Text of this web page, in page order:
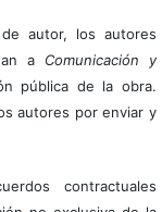
autor, los autores
a Comunicación y
pública de la obra.
autores por enviar y
contractuales